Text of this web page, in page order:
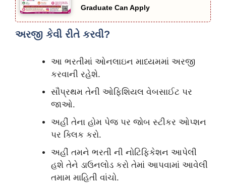
Graduate Can Apply
અરજી કેવી રીતે કરવી?
આ ભરતીમાં ઓનલાઇન માધ્યમમાં અરજી
કરવાની રહેશે.
સૌપ્રથમ તેની ઓફિશિયલ વેબસાઈટ પર
જાઓ.
અહીં તેના હોમ પેજ પર જોબ સ્ટીકર ઓપ્શન
પર ક્લિક કરો.
અહીં તમને ભરતી ની નોટિફિકેશન આપેલી
હશે તેને ડાઉનલોડ કરો તેમાં આપવામાં આવેલી
તમામ માહિતી વાંચો.